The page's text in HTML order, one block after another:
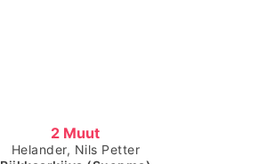
2 Muut
Helander, Nils Petter